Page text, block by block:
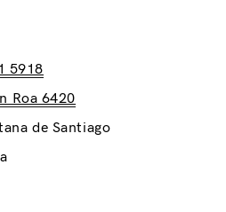
5918
Roa 6420
de Santiago